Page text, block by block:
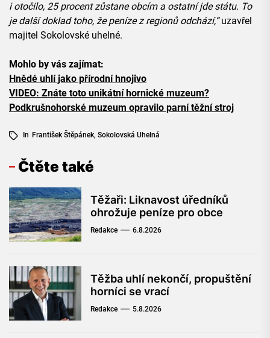
i otočilo, 25 procent zůstane obcím a ostatní jde státu. To
je další doklad toho, že peníze z regionů odchází,“uzavřel
majitel Sokolovské uhelné.
Mohlo by vás zajímat:
Hnědé uhlí jako přírodní hnojivo
VIDEO: Znáte toto unikátní hornické muzeum?
Podkrušnohorské muzeum opravilo parní těžní stroj
In František Štěpánek, Sokolovská Uhelná
Čtěte také
Těžaři: Liknavost úředníků
ohrožuje peníze pro obce
Redakce 6.8.2026
Těžba uhlí nekončí, propuštění
horníci se vrací
Redakce 5.8.2026